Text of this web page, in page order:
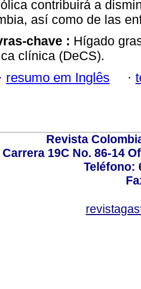
contribuirá a
así como de las
chave : Hígado
clínica (DeCS).
resumo em Inglês ·
Revista
Carrera 19C No. 86-14
Teléfono: